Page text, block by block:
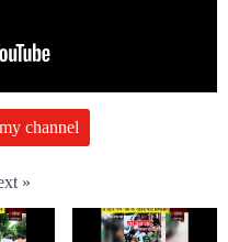
channel
»